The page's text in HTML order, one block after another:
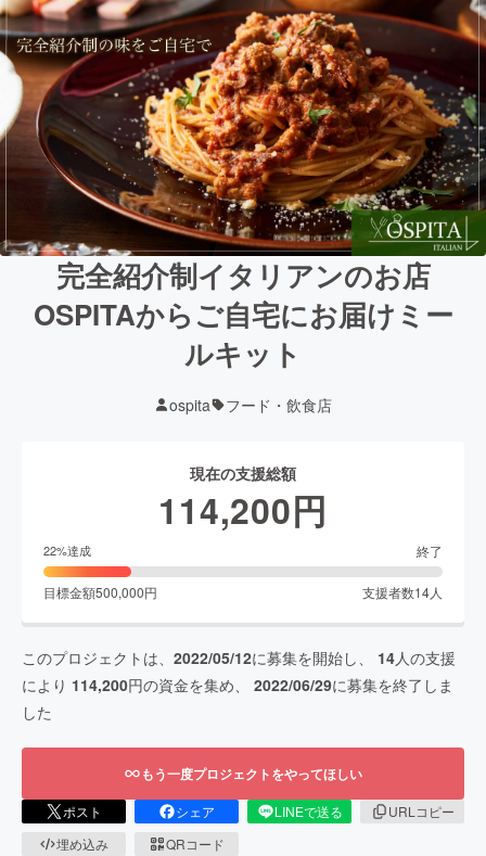
完全紹介制イタリアンのお店
OSPITAからご自宅にお届けミー
ルキット
ospita フード・飲食店
現在の支援総額
114,200円
22%達成 終了
目標金額500,000円 支援者数14人
このプロジェクトは、 2022/05/12に募集を開始し、 14人の支援
により 114,200円の資金を集め、 2022/06/29に募集を終了しま
した
もう一度プロジェクトをやってほしい
ポスト シェア LINEで送る
URLコピー
埋め込み
QRコード